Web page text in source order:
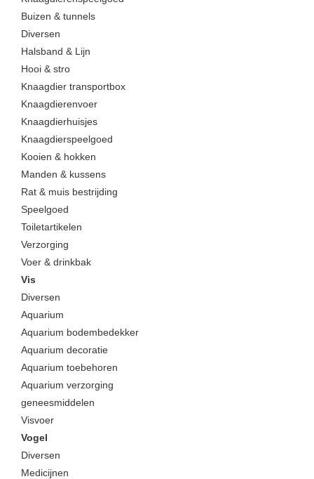
Buizen & tunnels
Diversen
Halsband & Lijn
Hooi & stro
Knaagdier transportbox
Knaagdierenvoer
Knaagdierhuisjes
Knaagdierspeelgoed
Kooien & hokken
Manden & kussens
Rat & muis bestrijding
Speelgoed
Toiletartikelen
Verzorging
Voer & drinkbak
Vis
Diversen
Aquarium
Aquarium bodembedekker
Aquarium decoratie
Aquarium toebehoren
Aquarium verzorging
geneesmiddelen
Visvoer
Vogel
Diversen
Medicijnen